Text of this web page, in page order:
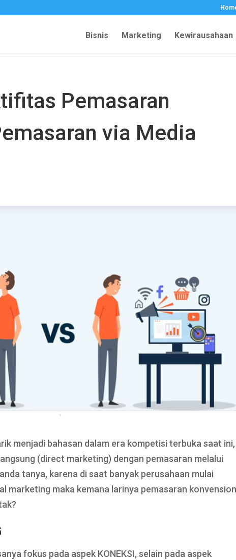
Bisnis Marketing Kewirausahaan
Pemasaran
via Media
menjadi bahasan dalam era kompetisi terbuka saat ini,
(direct marketing) dengan pemasaran melalui
tanya, karena di saat banyak perusahaan mulai
marketing maka kemana larinya pemasaran
fokus pada aspek KONEKSI, selain pada aspek